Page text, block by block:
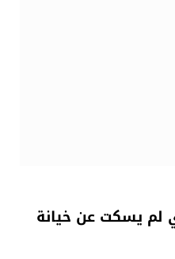
لم يسكت عن خيانة